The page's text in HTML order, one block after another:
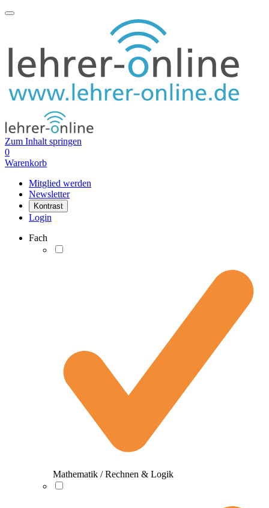
Zum Inhalt springen
0
Warenkorb
Mitglied werden
Newsletter
Kontrast
Login
Fach
Mathematik / Rechnen & Logik